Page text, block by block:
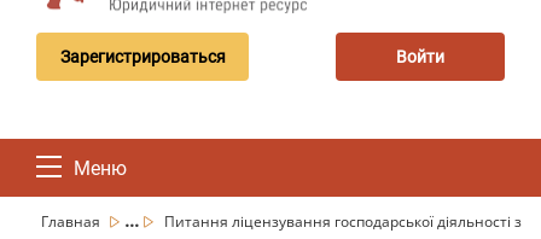
Зарегистрироваться Войти
Меню
Главная ...
Питання ліцензування господарської діяльності з